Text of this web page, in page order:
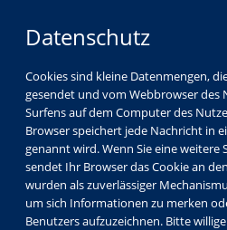
Datenschutz
Cookies sind kleine Datenmengen,
gesendet und vom Webbrowser des
Surfens auf dem Computer des
Browser speichert jede Nachricht in
genannt wird. Wenn Sie eine weitere
sendet Ihr Browser das Cookie an
wurden als zuverlässiger
um sich Informationen zu merken
Benutzers aufzuzeichnen. Bitte